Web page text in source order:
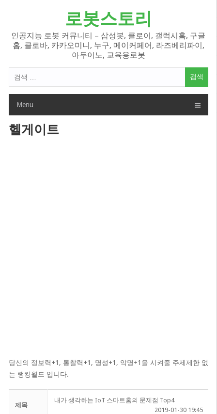
로봇스토리
인공지능 로봇 커뮤니티 – 삼성봇, 클로이, 갤럭시홈, 구글
홈, 클로바, 카카오미니, 누구, 메이커페어, 라즈베리파이,
아두이노, 교육용로봇
색
Menu
헬게이트
당신의 정보력+1, 통찰력+1, 명성+1, 악명+1을 시켜줄 주제제한 없
는 랭킹월드 입니다.
제목
내가 생각하는 IoT 스마트홈의 문제점 Top4
2019-01-30 19:45